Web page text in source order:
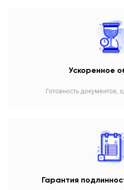
Ускоренное
Готовность документов,
Гарантия